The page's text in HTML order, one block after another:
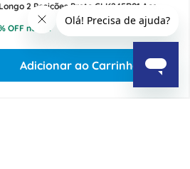
2 Posições Preto CLK245R01 Ace
Adicionar ao Carrinho